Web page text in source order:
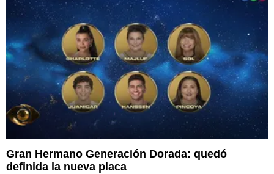
Gran Hermano Generación Dorada: quedó
definida la nueva placa